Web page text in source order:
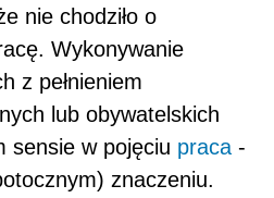
nie chodziło o
Wykonywanie
z pełnieniem
lub obywatelskich
sensie w pojęciu praca -
znaczeniu.